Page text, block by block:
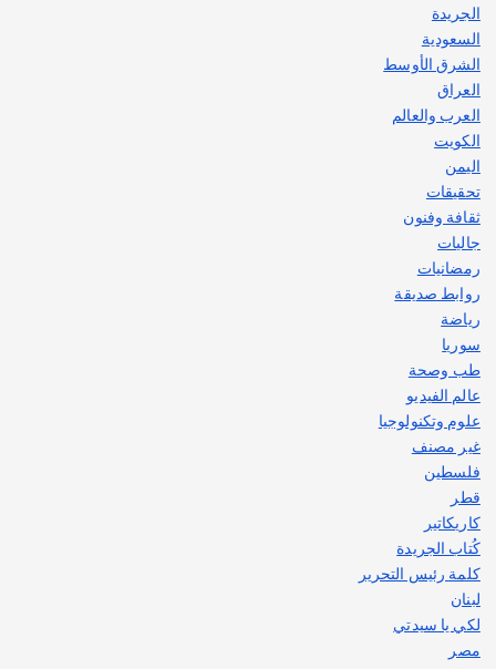
الجريدة
السعودية
الشرق الأوسط
العراق
العرب والعالم
الكويت
اليمن
تحقيقات
ثقافة وفنون
جاليات
رمضانيات
روابط صديقة
رياضة
سوريا
طب وصحة
عالم الفيديو
علوم وتكنولوجيا
غير مصنف
فلسطين
قطر
كاريكاتير
كُتاب الجريدة
كلمة رئيس التحرير
لبنان
لكي يا سيدتي
مصر